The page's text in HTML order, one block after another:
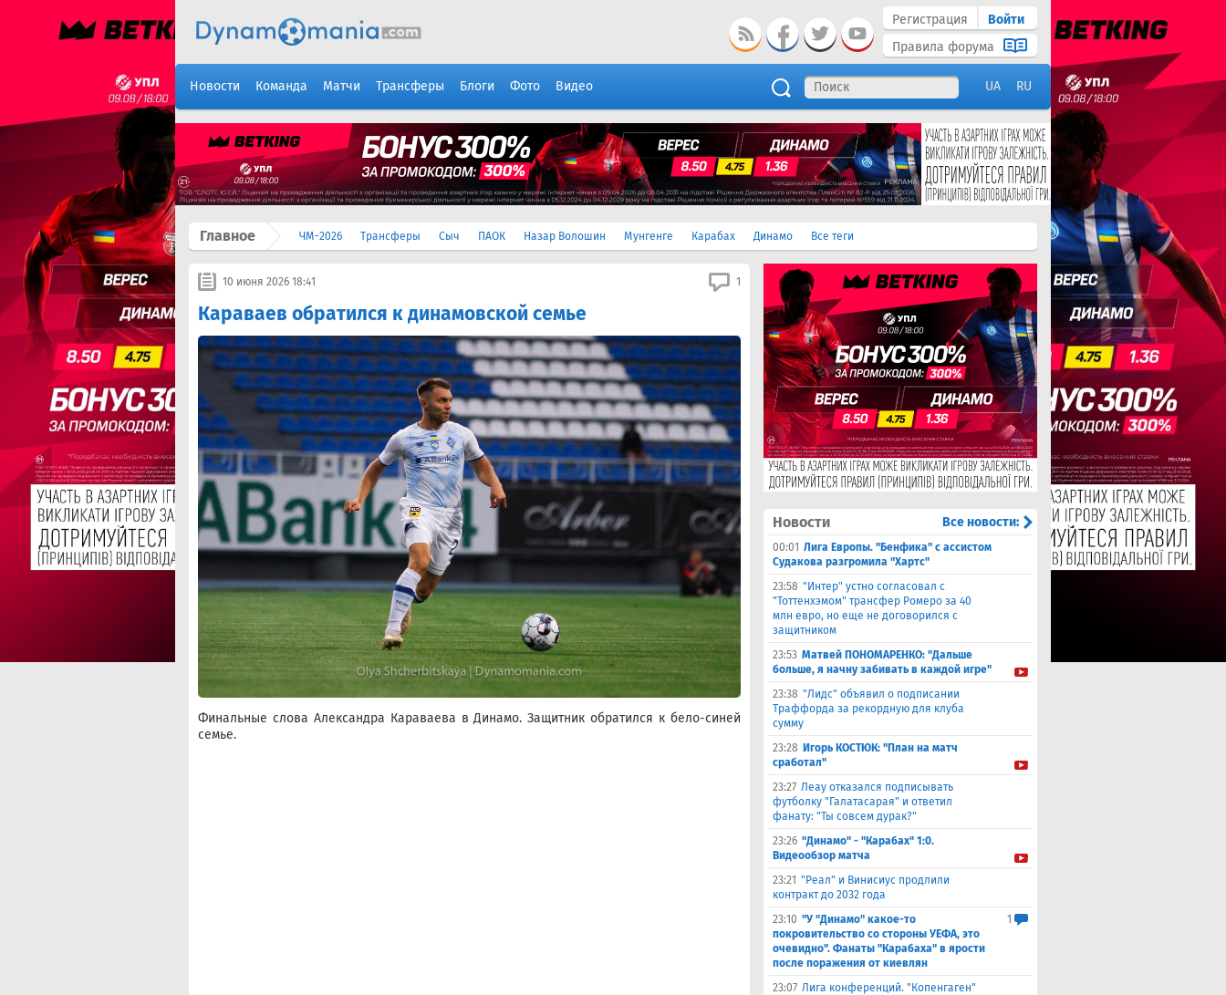
Регистрация
Войти
Правила форума
Новости Команда Матчи Трансферы Блоги Фото Видео UA RU
Главное ЧМ-2026 Трансферы Сыч ПАОК Назар Волошин Мунгенге Карабах Динамо Все теги
10 июня 2026 18:41 1
Караваев обратился к динамовской семье
Финальные слова Александра Караваева в Динамо. Защитник обратился к бело-синей
семье.
Новости Все новости:
00:01 Лига Европы. "Бенфика" с ассистом
Судакова разгромила "Хартс"
23:58 "Интер" устно согласовал с
"Тоттенхэмом" трансфер Ромеро за 40
млн евро, но еще не договорился с
защитником
23:53 Матвей ПОНОМАРЕНКО: "Дальше
больше, я начну забивать в каждой игре"
23:38 "Лидс" объявил о подписании
Траффорда за рекордную для клуба
сумму
23:28 Игорь КОСТЮК: "План на матч
сработал"
23:27 Леау отказался подписывать
футболку "Галатасарая" и ответил
фанату: "Ты совсем дурак?"
23:26 "Динамо" - "Карабах" 1:0.
Видеообзор матча
23:21 "Реал" и Винисиус продлили
контракт до 2032 года
23:10 "У "Динамо" какое-то
покровительство со стороны УЕФА, это
очевидно". Фанаты "Карабаха" в ярости
после поражения от киевлян
1
23:07 Лига конференций. "Копенгаген"